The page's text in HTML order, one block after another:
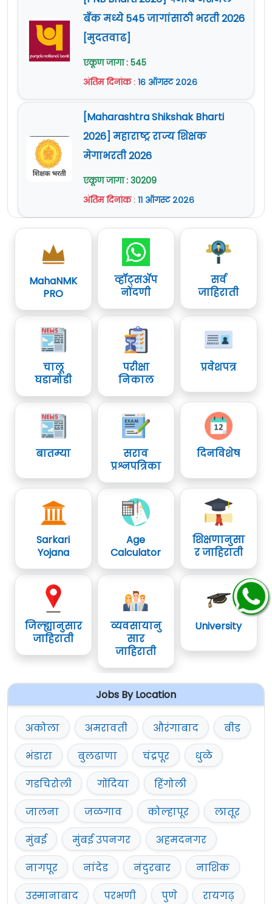
बँक मध्ये 545 जागांसाठी भरती 2026
[मुदतवाढ]
एकूण जागा : 545
अंतिम दिनांक: १६ ऑगस्ट २०२६
[Maharashtra Shikshak Bharti
2026] महाराष्ट्र राज्य शिक्षक
मेगाभरती 2026
एकूण जागा : 30209
अंतिम दिनांक: ११ ऑगस्ट २०२६
MahaNMK
PRO
व्हॉट्सॲप
नोंदणी
सर्व
जाहिराती
चालू
घडामोडी
परीक्षा
निकाल
प्रवेशपत्र
बातम्या
सराव
प्रश्नपत्रिका
दिनविशेष
Sarkari
Yojana
Age
Calculator
शिक्षणानुसा
र जाहिराती
जिल्ह्यानुसार
जाहिराती
व्यवसायानु
सार
जाहिराती
University
Jobs By Location
अकोला अमरावती औरंगाबाद
बीड
भंडारा
बुलढाणा चंद्रपूर
धुळे
गडचिरोली
गोंदिया
हिंगोली
जालना
जळगाव कोल्हापूर
लातूर
मुंबई
मुंबई उपनगर
अहमदनगर
नागपूर
नांदेड नंदुरबार
नाशिक
उस्मानाबाद
परभणी पुणे
रायगढ़